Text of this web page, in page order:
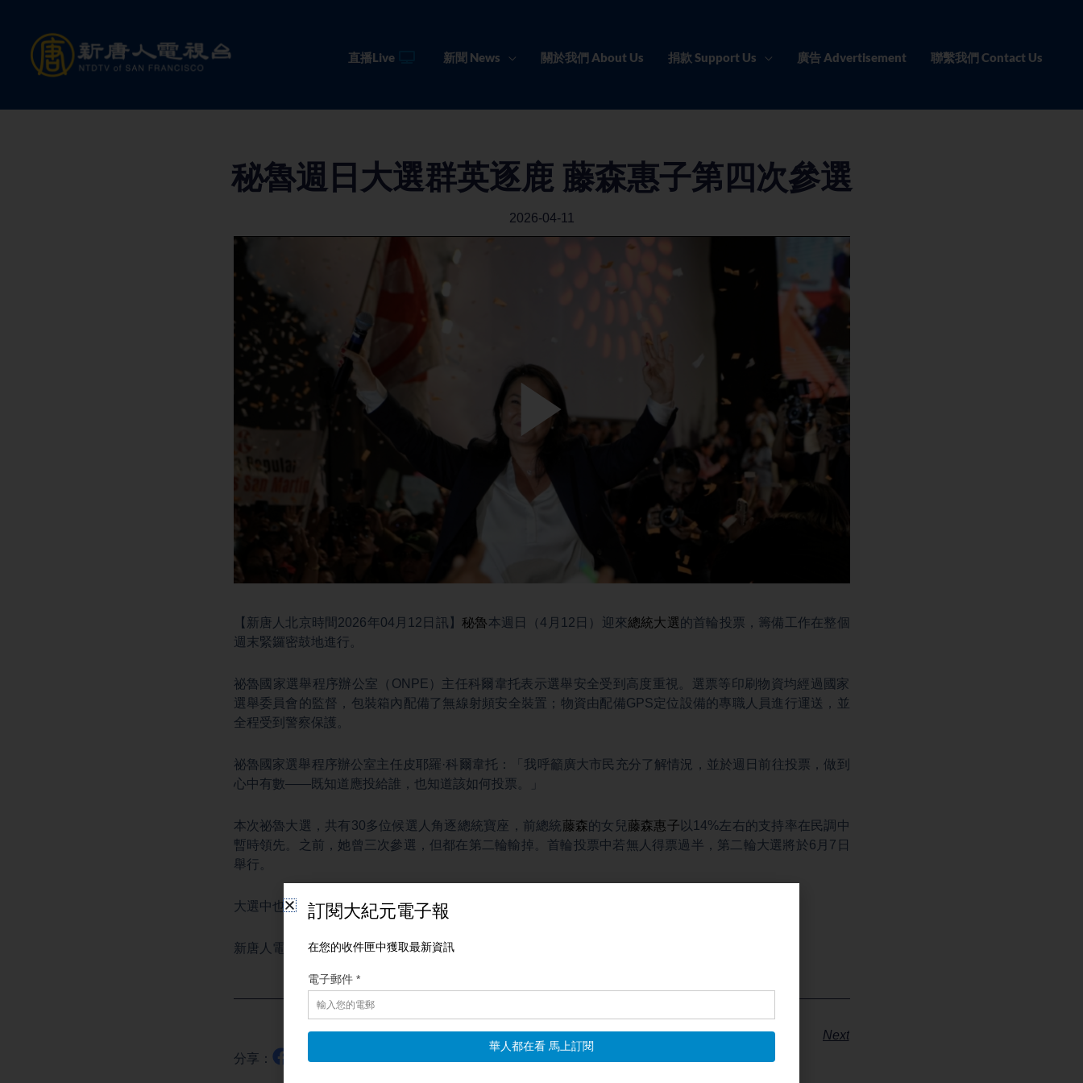
content
直播Live 新聞 News 關於我們 About Us 捐款 Support Us 廣告 Advertisement 聯繫我們 Contact Us
秘魯週日大選群英逐鹿 藤森惠子第四次參選
2026-04-11
Video
【新唐人北京時間2026年04月12日訊】秘魯本週日（4月12日）迎來總統大選的首輪投票，籌備工作在整個
週末緊鑼密鼓地進行。
祕魯國家選舉程序辦公室（ONPE）主任科爾韋托表示選舉安全受到高度重視。選票等印刷物資均經過國家
選舉委員會的監督，包裝箱內配備了無線射頻安全裝置；物資由配備GPS定位設備的專職人員進行運送，並
全程受到警察保護。
祕魯國家選舉程序辦公室主任皮耶羅·科爾韋托：「我呼籲廣大市民充分了解情況，並於週日前往投票，做到
心中有數——既知道應投給誰，也知道該如何投票。」
本次祕魯大選，共有30多位候選人角逐總統寶座，前總統藤森的女兒藤森惠子 以14%左右的支持率在民調中
暫時領先。之前，她曾三次參選，但都在第二輪輸掉。首輪投票中若無人得票過半，第二輪大選將於6月7日
舉行。
大選中也將選出新一屆國會議員 。
新唐人電視臺記者曾聞仙、趙子霆報導
Next
分享：